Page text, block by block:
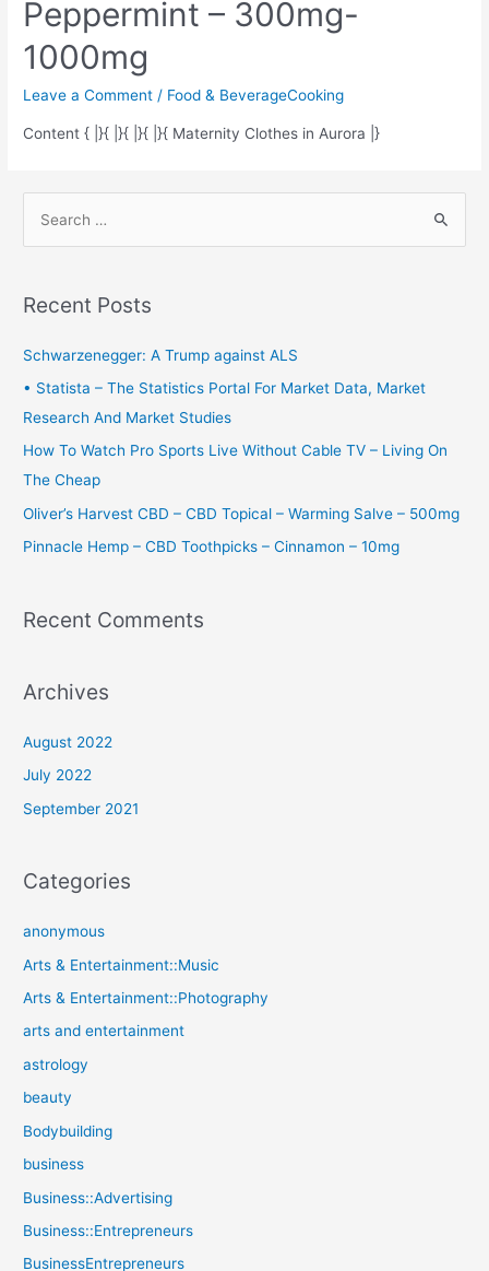
Peppermint – 300mg-
1000mg
Leave a Comment / Food & BeverageCooking
Content { |}{ |}{ |}{ |}{ Maternity Clothes in Aurora |}
r
h
f
o
r
:
Recent Posts
Schwarzenegger: A Trump against ALS
• Statista – The Statistics Portal For Market Data, Market
Research And Market Studies
How To Watch Pro Sports Live Without Cable TV – Living On
The Cheap
Oliver’s Harvest CBD – CBD Topical – Warming Salve – 500mg
Pinnacle Hemp – CBD Toothpicks – Cinnamon – 10mg
Recent Comments
Archives
August 2022
July 2022
September 2021
Categories
anonymous
Arts & Entertainment::Music
Arts & Entertainment::Photography
arts and entertainment
astrology
beauty
Bodybuilding
business
Business::Advertising
Business::Entrepreneurs
BusinessEntrepreneurs